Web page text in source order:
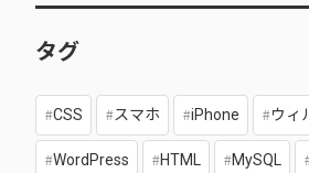
タグ
CSS スマホ iPhone ウィ
WordPress HTML MySQL